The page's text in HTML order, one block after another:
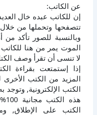
عن الكاتب:
إن للكاتب عبده خال
تتصفحها وتحملها من
وبالنسبة للصور تأكد
الموت يمر من هنا
لا تنسى أن تقرأ وصف
إذا إستمتعت بقراءة
المزيد من الكتب
الكتب الإلكترونية,
الكتب على الإطلاق,